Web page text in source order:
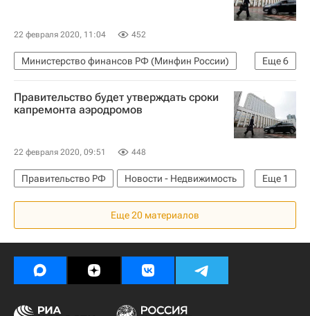
22 февраля 2020, 11:04 452
Еще6
Министерство финансов РФ (Минфин России)
Госдума РФ
Марат Хуснуллин
Новости - Недвижимость
Недвижимость
Правительство будет утверждать сроки
капремонта аэродромов
22 февраля 2020, 09:51 448
Еще 1
Правительство РФ
Новости - Недвижимость
Недвижимость
Еще 20 материалов